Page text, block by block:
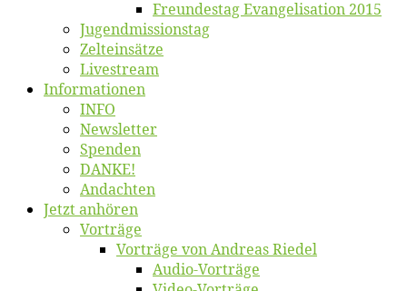
Freun­des­tag Evan­ge­li­sa­ti­on 2015
Jugend­mis­sions­tag
Zelt­ein­sät­ze
Live­stream
Informatio­nen
INFO
News­let­ter
Spen­den
DANKE!
An­dach­ten
Jetzt an­hö­ren
Vor­trä­ge
Vor­trä­ge von An­dre­as Riedel
Au­dio-Vor­trä­ge